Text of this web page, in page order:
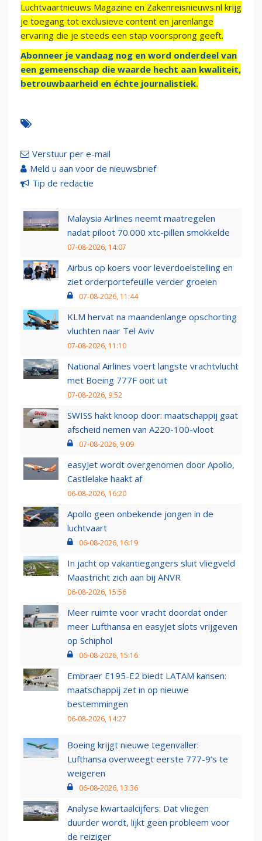
Luchtvaartnieuws Magazine en Zakenreisnieuws.nl krijg
je toegang tot exclusieve content en jarenlange
ervaring die je steeds een stap voorsprong geeft.
Abonneer je vandaag nog en word onderdeel van
een gemeenschap die waarde hecht aan kwaliteit,
betrouwbaarheid en échte journalistiek.
Verstuur per e-mail
Meld u aan voor de nieuwsbrief
Tip de redactie
Malaysia Airlines neemt maatregelen
nadat piloot 70.000 xtc-pillen smokkelde
07-08-2026, 14:07
Airbus op koers voor leverdoelstelling en
ziet orderportefeuille verder groeien
07-08-2026, 11:44
KLM hervat na maandenlange opschorting
vluchten naar Tel Aviv
07-08-2026, 11:10
National Airlines voert langste vrachtvlucht
met Boeing 777F ooit uit
07-08-2026, 9:52
SWISS hakt knoop door: maatschappij gaat
afscheid nemen van A220-100-vloot
07-08-2026, 9:09
easyJet wordt overgenomen door Apollo,
Castlelake haakt af
06-08-2026, 16:20
Apollo geen onbekende jongen in de
luchtvaart
06-08-2026, 16:19
In jacht op vakantiegangers sluit vliegveld
Maastricht zich aan bij ANVR
06-08-2026, 15:56
Meer ruimte voor vracht doordat onder
meer Lufthansa en easyJet slots vrijgeven
op Schiphol
06-08-2026, 15:16
Embraer E195-E2 biedt LATAM kansen:
maatschappij zet in op nieuwe
bestemmingen
06-08-2026, 14:27
Boeing krijgt nieuwe tegenvaller:
Lufthansa overweegt eerste 777-9’s te
weigeren
06-08-2026, 13:36
Analyse kwartaalcijfers: Dat vliegen
duurder wordt, lijkt geen probleem voor
de reiziger